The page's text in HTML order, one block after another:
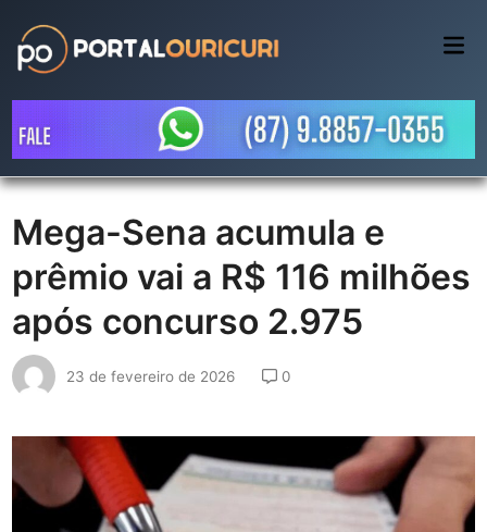
content
Mega-Sena acumula e
prêmio vai a R$ 116 milhões
após concurso 2.975
23 de fevereiro de 2026 0